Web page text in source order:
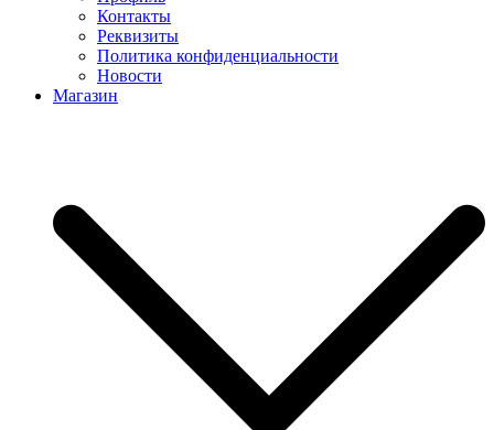
Контакты
Реквизиты
Политика конфиденциальности
Новости
Магазин